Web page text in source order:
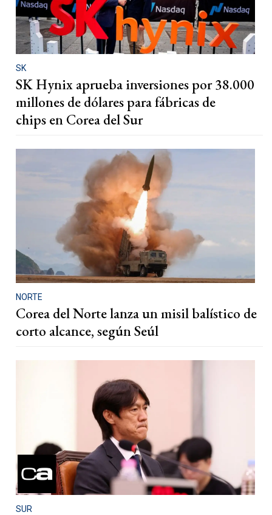
SK
SK Hynix aprueba inversiones por 38.000
millones de dólares para fábricas de
chips en Corea del Sur
NORTE
Corea del Norte lanza un misil balístico de
corto alcance, según Seúl
SUR